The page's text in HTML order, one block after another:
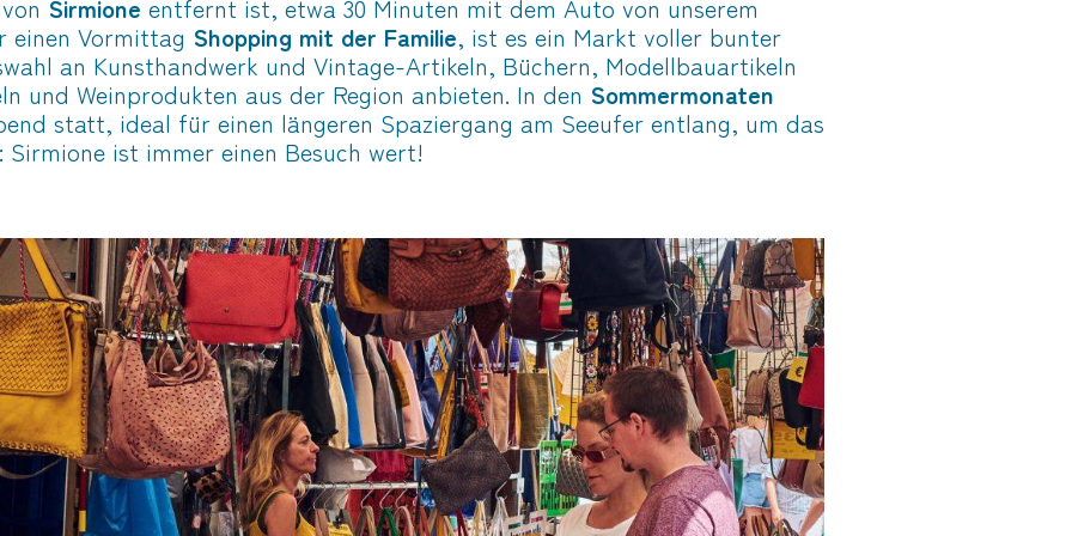
Sirmione entfernt ist, etwa 30 Minuten mit dem Auto von unserem
einen Vormittag Shopping mit der Familie, ist es ein Markt voller bunter
an Kunsthandwerk und Vintage-Artikeln, Büchern, Modellbauartikeln
und Weinprodukten aus der Region anbieten. In den Sommermonaten
statt, ideal für einen längeren Spaziergang am Seeufer entlang, um das
ist immer einen Besuch wert!